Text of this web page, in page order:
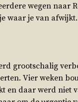
wegen naar
waar je van
grootschalig
Vier weken
en daar werd niet